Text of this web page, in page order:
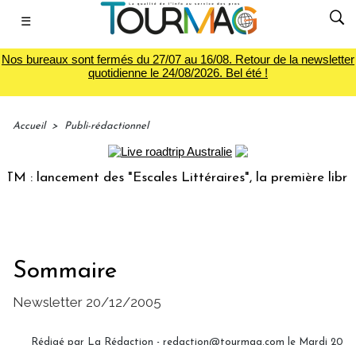
☰
Nos bureaux sont fermés du 27/07 au 16/08. Retour de la newsletter
quotidienne le 24/08/2026. Bel été !
Accueil > Publi-rédactionnel
: lancement des "Escales Littéraires", la première
Sommaire
Newsletter 20/12/2005
Rédigé par La Rédaction - redaction@tourmag.com le Mardi 20